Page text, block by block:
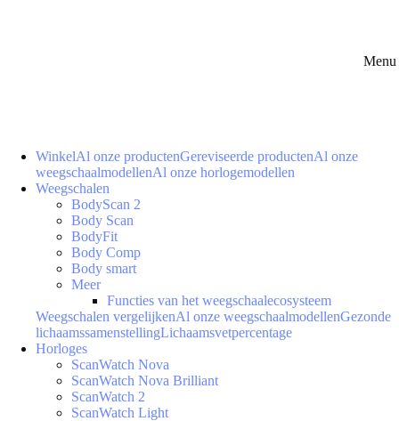
Menu
WinkelAl onze productenGereviseerde productenAl onze
weegschaalmodellenAl onze horlogemodellen
Weegschalen
BodyScan 2
Body Scan
BodyFit
Body Comp
Body smart
Meer
Functies van het weegschaalecosysteem
Weegschalen vergelijkenAl onze weegschaalmodellenGezonde
lichaamssamenstellingLichaamsvetpercentage
Horloges
ScanWatch Nova
ScanWatch Nova Brilliant
ScanWatch 2
ScanWatch Light